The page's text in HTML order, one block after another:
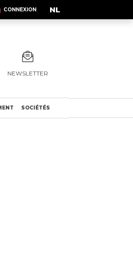
CONNEXION NL
NEWSLETTER
SOCIÉTÉS